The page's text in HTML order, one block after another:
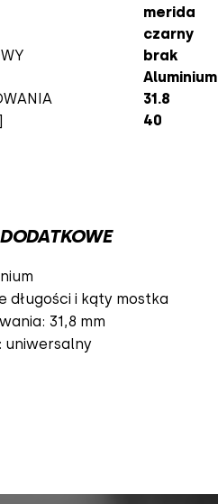
merida
czarny
brak
Aluminium
31.8
40
długości i kąty mostka
31,8 mm
uniwersalny